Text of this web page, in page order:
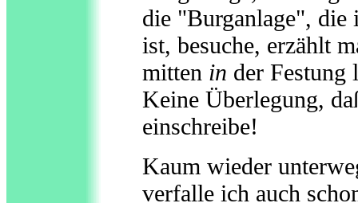
die "Burganlage", die
ist, besuche, erzählt
mitten in der Festung
Keine Überlegung,
einschreibe!
Kaum wieder
verfalle ich auch